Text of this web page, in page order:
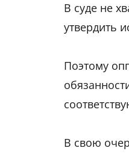
В суде не
утвердить
Поэтому
В свою